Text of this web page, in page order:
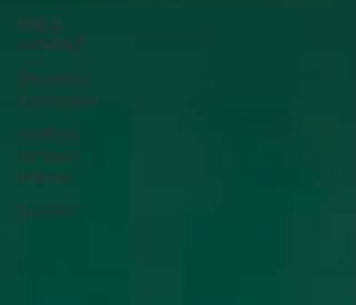
Vida y
sociedad
Denuncia
Ciudadana
Conflicto
armado
interno
Turismo